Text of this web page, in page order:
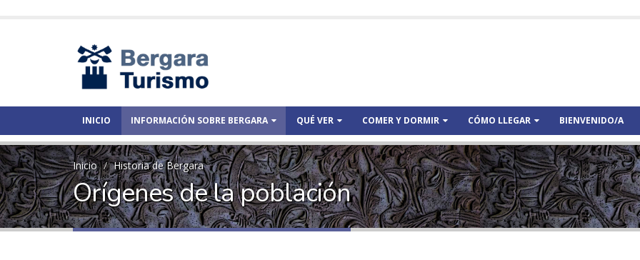
INICIO INFORMACIÓN SOBRE BERGARA QUÉ VER COMER Y DORMIR CÓMO LLEGAR BIENVENIDO/A
Inicio Historia de Bergara
Orígenes de la población